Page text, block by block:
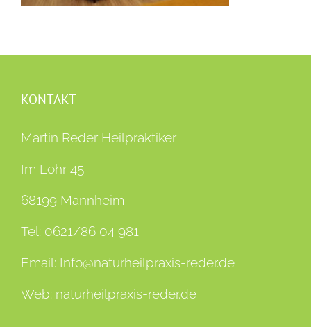
KONTAKT
Martin Reder Heilpraktiker
Im Lohr 45
68199 Mannheim
Tel: 0621/86 04 981
Email: Info@naturheilpraxis-reder.de
Web: naturheilpraxis-reder.de